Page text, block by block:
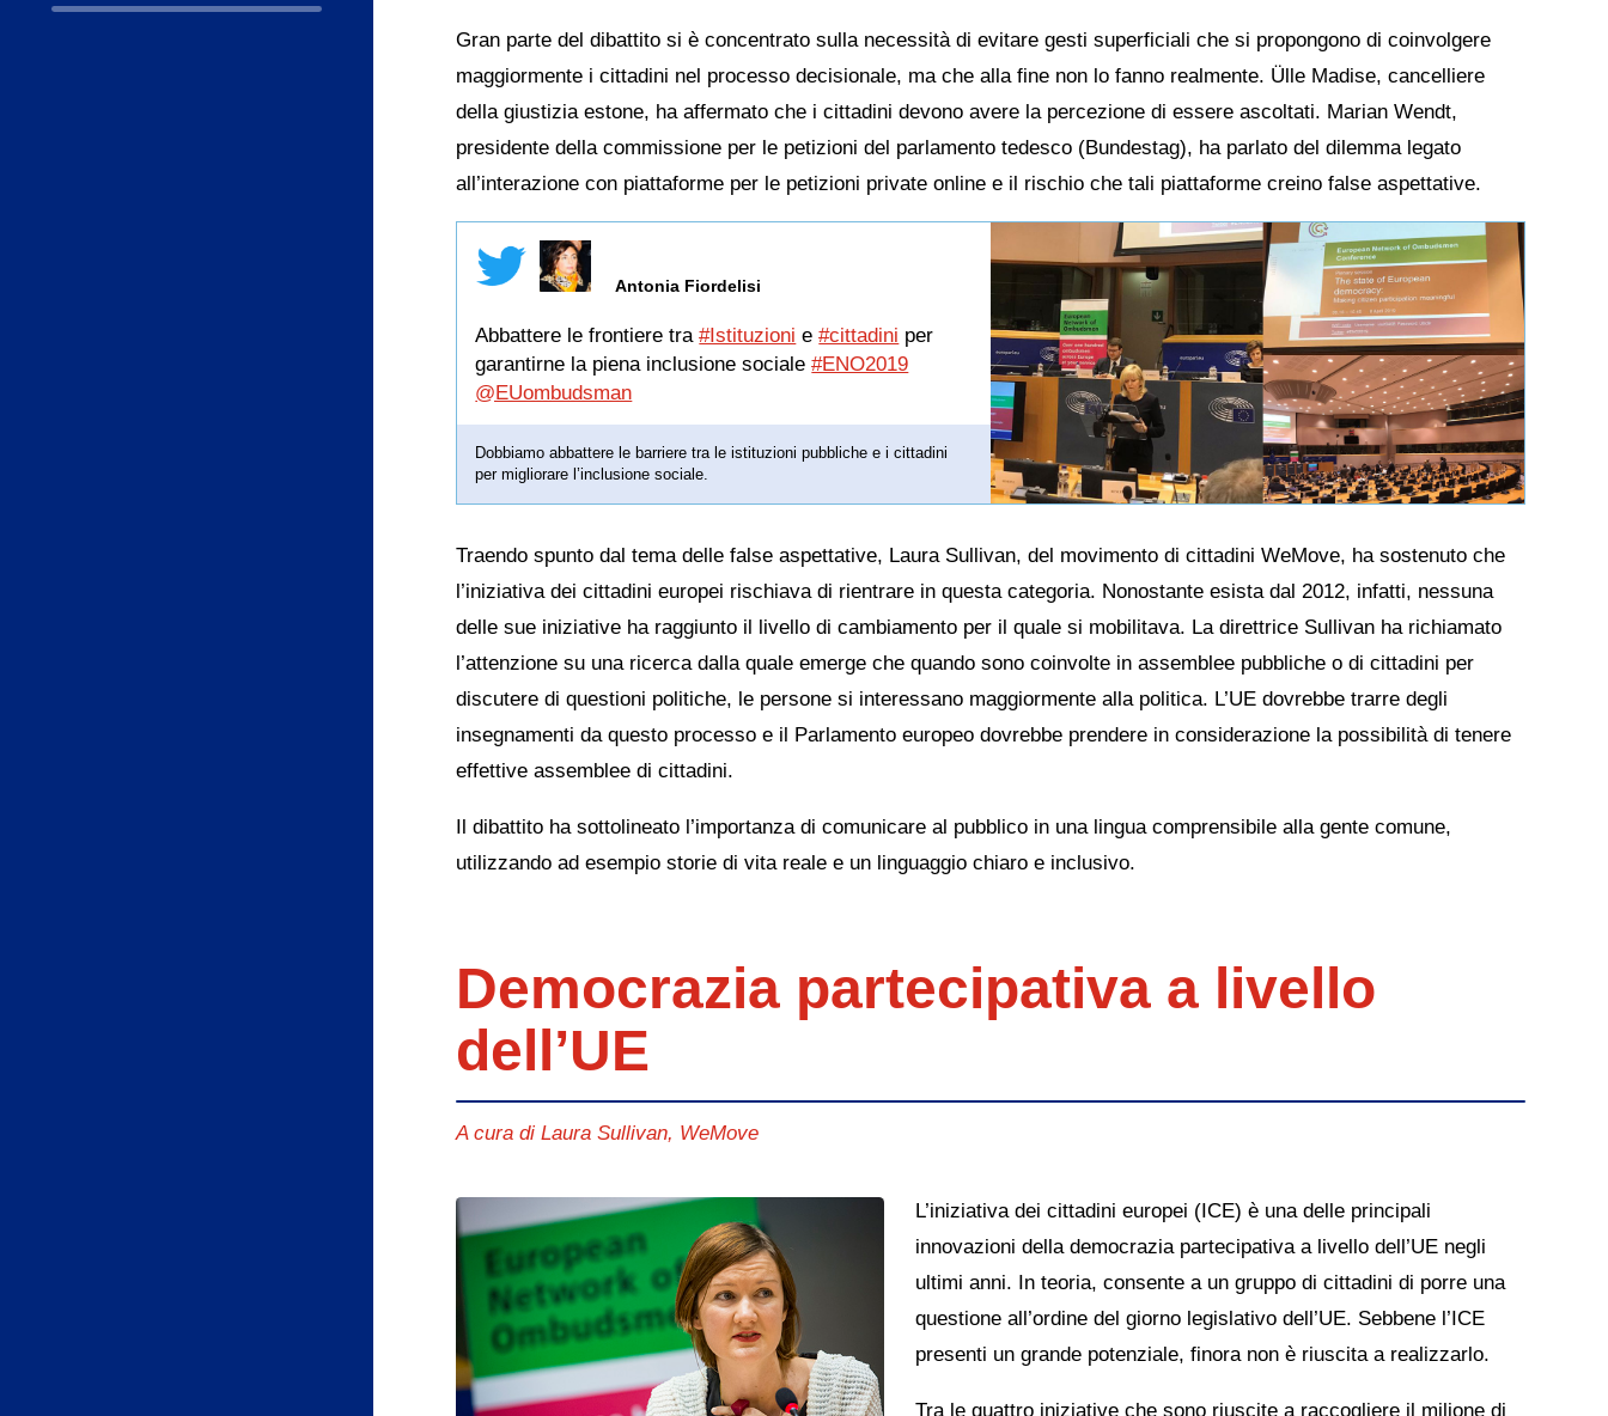
Gran parte del dibattito si è concentrato sulla necessità di evitare gesti superficiali che si propongono di coinvolgere
maggiormente i cittadini nel processo decisionale, ma che alla fine non lo fanno realmente. Ülle Madise, cancelliere
della giustizia estone, ha affermato che i cittadini devono avere la percezione di essere ascoltati. Marian Wendt,
presidente della commissione per le petizioni del parlamento tedesco (Bundestag), ha parlato del dilemma legato
all’interazione con piattaforme per le petizioni private online e il rischio che tali piattaforme creino false aspettative.
Antonia Fiordelisi
Abbattere le frontiere tra#Istituzioni e#cittadini per
garantirne la piena inclusione sociale#ENO2019
@EUombudsman
Dobbiamo abbattere le barriere tra le istituzioni pubbliche e i cittadini
per migliorare l’inclusione sociale.
Traendo spunto dal tema delle false aspettative, Laura Sullivan, del movimento di cittadini WeMove, ha sostenuto che
l’iniziativa dei cittadini europei rischiava di rientrare in questa categoria. Nonostante esista dal 2012, infatti, nessuna
delle sue iniziative ha raggiunto il livello di cambiamento per il quale si mobilitava. La direttrice Sullivan ha richiamato
l’attenzione su una ricerca dalla quale emerge che quando sono coinvolte in assemblee pubbliche o di cittadini per
discutere di questioni politiche, le persone si interessano maggiormente alla politica. L’UE dovrebbe trarre degli
insegnamenti da questo processo e il Parlamento europeo dovrebbe prendere in considerazione la possibilità di tenere
effettive assemblee di cittadini.
Il dibattito ha sottolineato l’importanza di comunicare al pubblico in una lingua comprensibile alla gente comune,
utilizzando ad esempio storie di vita reale e un linguaggio chiaro e inclusivo.
Democrazia partecipativa a livello
dell’UE
A cura di Laura Sullivan, WeMove
L’iniziativa dei cittadini europei (ICE) è una delle principali
innovazioni della democrazia partecipativa a livello dell’UE negli
ultimi anni. In teoria, consente a un gruppo di cittadini di porre una
questione all’ordine del giorno legislativo dell’UE. Sebbene l’ICE
presenti un grande potenziale, finora non è riuscita a realizzarlo.
Tra le quattro iniziative che sono riuscite a raccogliere il milione di